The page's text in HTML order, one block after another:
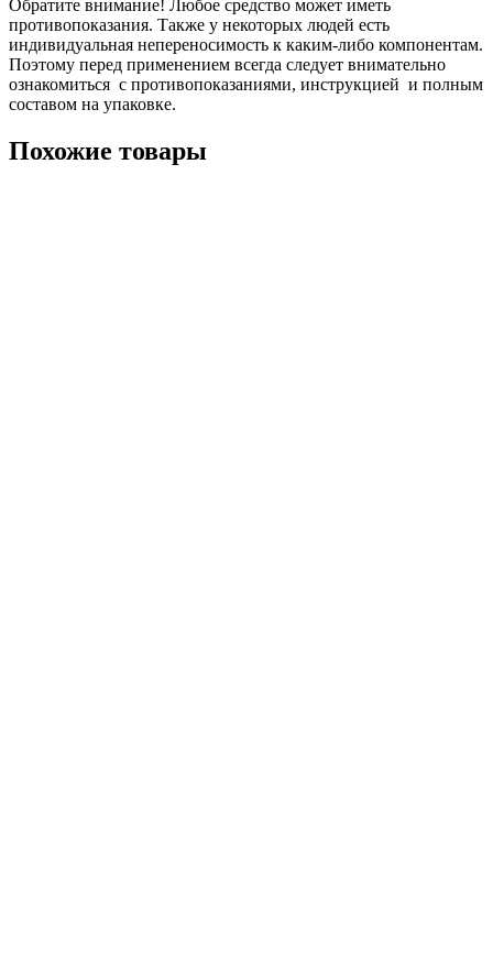
Обратите внимание! Любое средство может иметь
противопоказания. Также у некоторых людей есть
индивидуальная непереносимость к каким-либо компонентам.
Поэтому перед применением всегда следует внимательно
ознакомиться с противопоказаниями, инструкцией и полным
составом на упаковке.
Похожие товары